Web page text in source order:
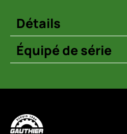
Détails
Équipé de série